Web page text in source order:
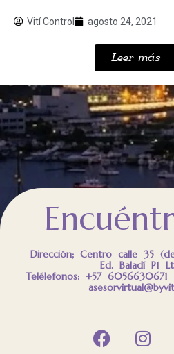
Vití Control agosto 24, 2021
Leer más
Dirección; Centro calle 35
Ed. Baladí P1
Telélefonos: +57 6056630671